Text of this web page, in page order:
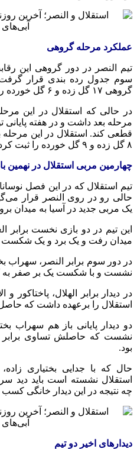
عملکرد مرحله گروهی
گروهی ۱۷ گل زده و ۶ گل خورده را به ثبت رساندند.
در حالی که استقلال در این
مرحله بعد داشت و در هفته
۸ گل زده و ۹ گل خورده را ثبت کرد.
چهارمین مربی استقلال در نهمین
تیم استقلال که در این فصل
حالی رو در روی النصر قرار
یک مربی جدید در آسیا به میدان
این تیم در دو بازی نخست برابر
میدان رفت و یک برد و یک شکست
در دور سوم برابر النصر، سهراب
نشست و با شکست یک بر صفر به
در دیدار برابر الهلال، پاختاکور
استقلال را برعهده داشت که حاصل آن ۲ تساوی و یک
دو دیدار پایانی باز هم سهراب
نشست که حاصلش تساوی برابر
بود.
حال که با جدایی بختیاری
استقلال نشسته است باید دید
چه نتیجه در این دیدار خانگی
دیدارهای اخیر دو تیم